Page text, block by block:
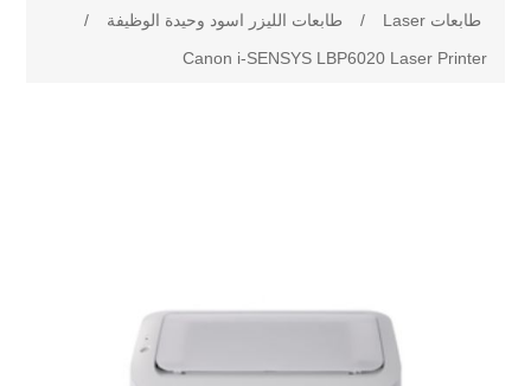
المنتجات الجديدة
طابعات Laser
/ طابعات الليزر اسود وحيدة الوظيفة
/
Canon i-SENSYS LBP6020 Laser Printer